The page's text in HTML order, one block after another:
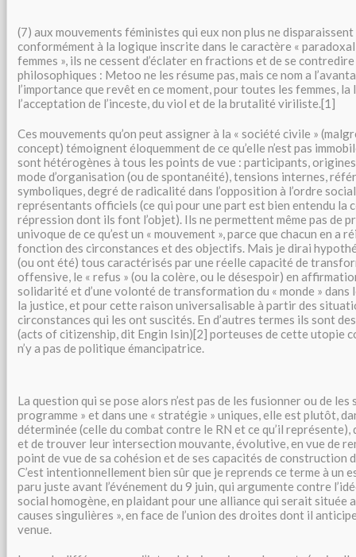
(7) aux mouvements féministes qui eux non plus ne disparaissent
conformément à la logique inscrite dans le caractère « paradoxal
femmes », ils ne cessent d’éclater en fractions et de se
philosophiques : Metoo ne les résume pas, mais ce nom a
l’importance que revêt en ce moment, pour toutes les femmes,
l’acceptation de l’inceste, du viol et de la brutalité viriliste.[1]
Ces mouvements qu’on peut assigner à la « société civile »
concept) témoignent éloquemment de ce qu’elle n’est pas
sont hétérogènes à tous les points de vue : participants,
mode d’organisation (ou de spontanéité), tensions internes,
symboliques, degré de radicalité dans l’opposition à l’ordre
représentants officiels (ce qui pour une part est bien entendu la
répression dont ils font l’objet). Ils ne permettent même pas de
univoque de ce qu’est un « mouvement », parce que chacun en a
fonction des circonstances et des objectifs. Mais je dirai
(ou ont été) tous caractérisés par une réelle capacité de
offensive, le « refus » (ou la colère, ou le désespoir) en
solidarité et d’une volonté de transformation du « monde » dans
la justice, et pour cette raison universalisable à partir des
circonstances qui les ont suscités. En d’autres termes ils sont
(acts of citizenship, dit Engin Isin)[2] porteuses de cette utopie
n’y a pas de politique émancipatrice.
La question qui se pose alors n’est pas de les fusionner ou de les
programme » et dans une « stratégie » uniques, elle est plutôt,
déterminée (celle du combat contre le RN et ce qu’il
et de trouver leur intersection mouvante, évolutive, en vue de
point de vue de sa cohésion et de ses capacités de construction
C’est intentionnellement bien sûr que je reprends ce terme à un
paru juste avant l’événement du 9 juin, qui argumente contre
social homogène, en plaidant pour une alliance qui serait située
causes singulières », en face de l’union des droites dont il
venue.